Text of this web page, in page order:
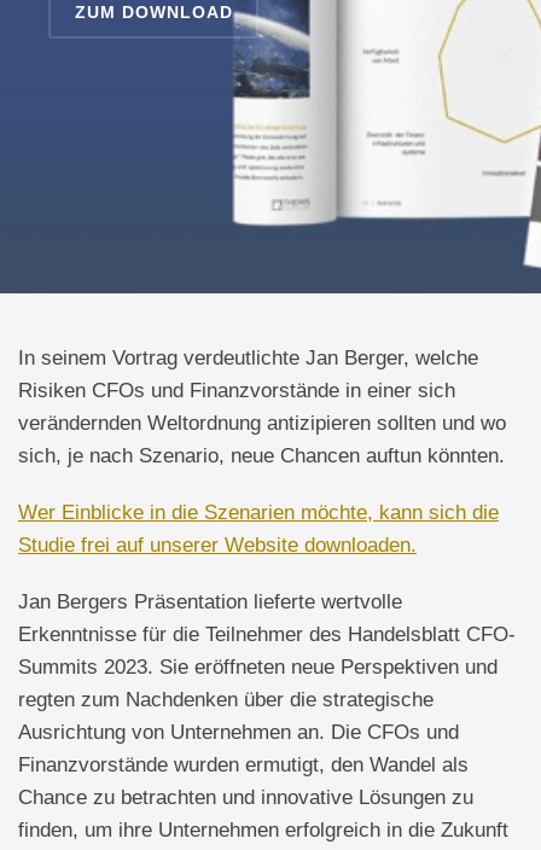
ZUM DOWNLOAD
In seinem Vortrag verdeutlichte Jan Berger, welche
Risiken CFOs und Finanzvorstände in einer sich
verändernden Weltordnung antizipieren sollten und wo
sich, je nach Szenario, neue Chancen auftun könnten.
Wer Einblicke in die Szenarien möchte, kann sich die
Studie frei auf unserer Website downloaden.
Jan Bergers Präsentation lieferte wertvolle
Erkenntnisse für die Teilnehmer des Handelsblatt CFO-
Summits 2023. Sie eröffneten neue Perspektiven und
regten zum Nachdenken über die strategische
Ausrichtung von Unternehmen an. Die CFOs und
Finanzvorstände wurden ermutigt, den Wandel als
Chance zu betrachten und innovative Lösungen zu
finden, um ihre Unternehmen erfolgreich in die Zukunft